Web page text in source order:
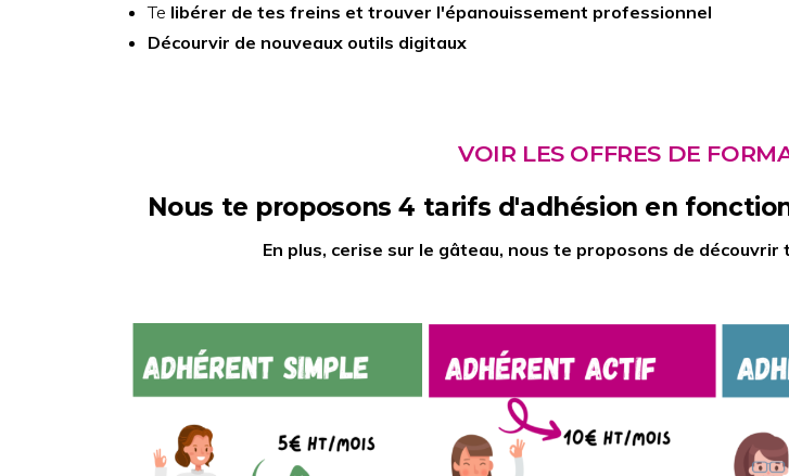
Te libérer de tes freins et trouver l'épanouissement professionnel
Décourvir de nouveaux outils digitaux
VOIR LES OFFRES DE
Nous te proposons 4 tarifs d'adhésion en fonction
En plus, cerise sur le gâteau, nous te proposons de